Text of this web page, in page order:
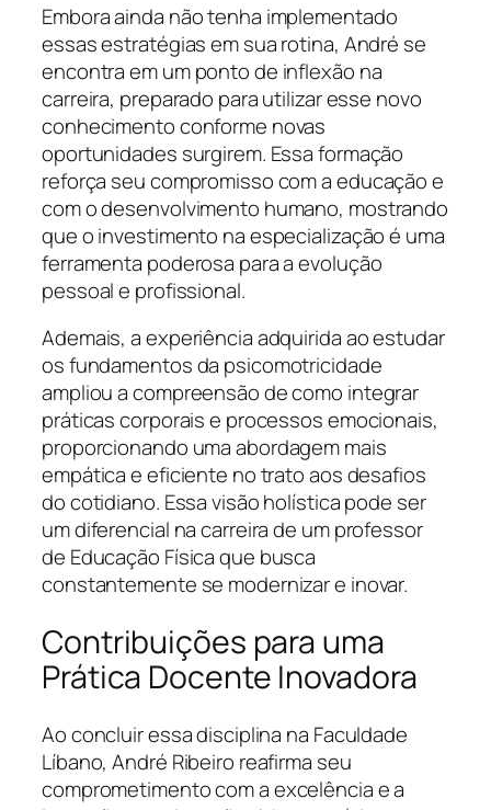
Embora ainda não tenha implementado
essas estratégias em sua rotina, André se
encontra em um ponto de inflexão na
carreira, preparado para utilizar esse novo
conhecimento conforme novas
oportunidades surgirem. Essa formação
reforça seu compromisso com a educação e
com o desenvolvimento humano, mostrando
que o investimento na especialização é uma
ferramenta poderosa para a evolução
pessoal e profissional.
Ademais, a experiência adquirida ao estudar
os fundamentos da psicomotricidade
ampliou a compreensão de como integrar
práticas corporais e processos emocionais,
proporcionando uma abordagem mais
empática e eficiente no trato aos desafios
do cotidiano. Essa visão holística pode ser
um diferencial na carreira de um professor
de Educação Física que busca
constantemente se modernizar e inovar.
Contribuições para uma
Prática Docente Inovadora
Ao concluir essa disciplina na Faculdade
Líbano, André Ribeiro reafirma seu
comprometimento com a excelência e a